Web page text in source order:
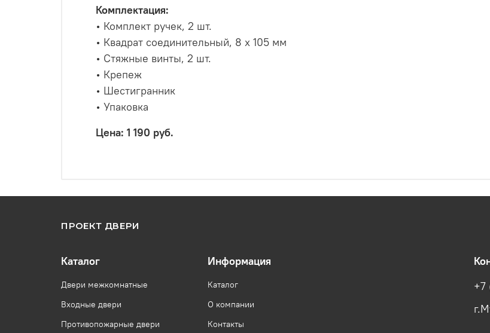
Комплектация:
• Комплект ручек, 2 шт.
• Квадрат соединительный, 8 х 105 мм
• Стяжные винты, 2 шт.
• Крепеж
• Шестигранник
• Упаковка
Цена: 1 190 руб.
ПРОЕКТ ДВЕРИ
Каталог
Двери межкомнатные
Входные двери
Противопожарные двери
Информация
Каталог
О компании
Контакты
+7